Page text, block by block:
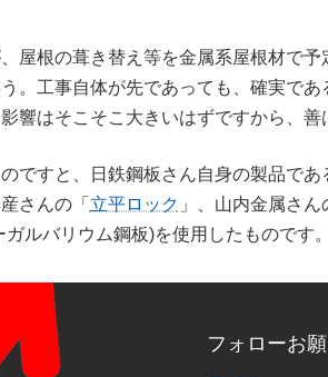
屋根の葺き替え等を金属系屋根材で予
。工事自体が先であっても、確実で
響はそこそこ大きいはずですから、善
ですと、日鉄鋼板さん自身の製品であ
さんの「 立平ロック 」、山内金属さん
ルバリウム鋼板)を使用したものです。
フォローお